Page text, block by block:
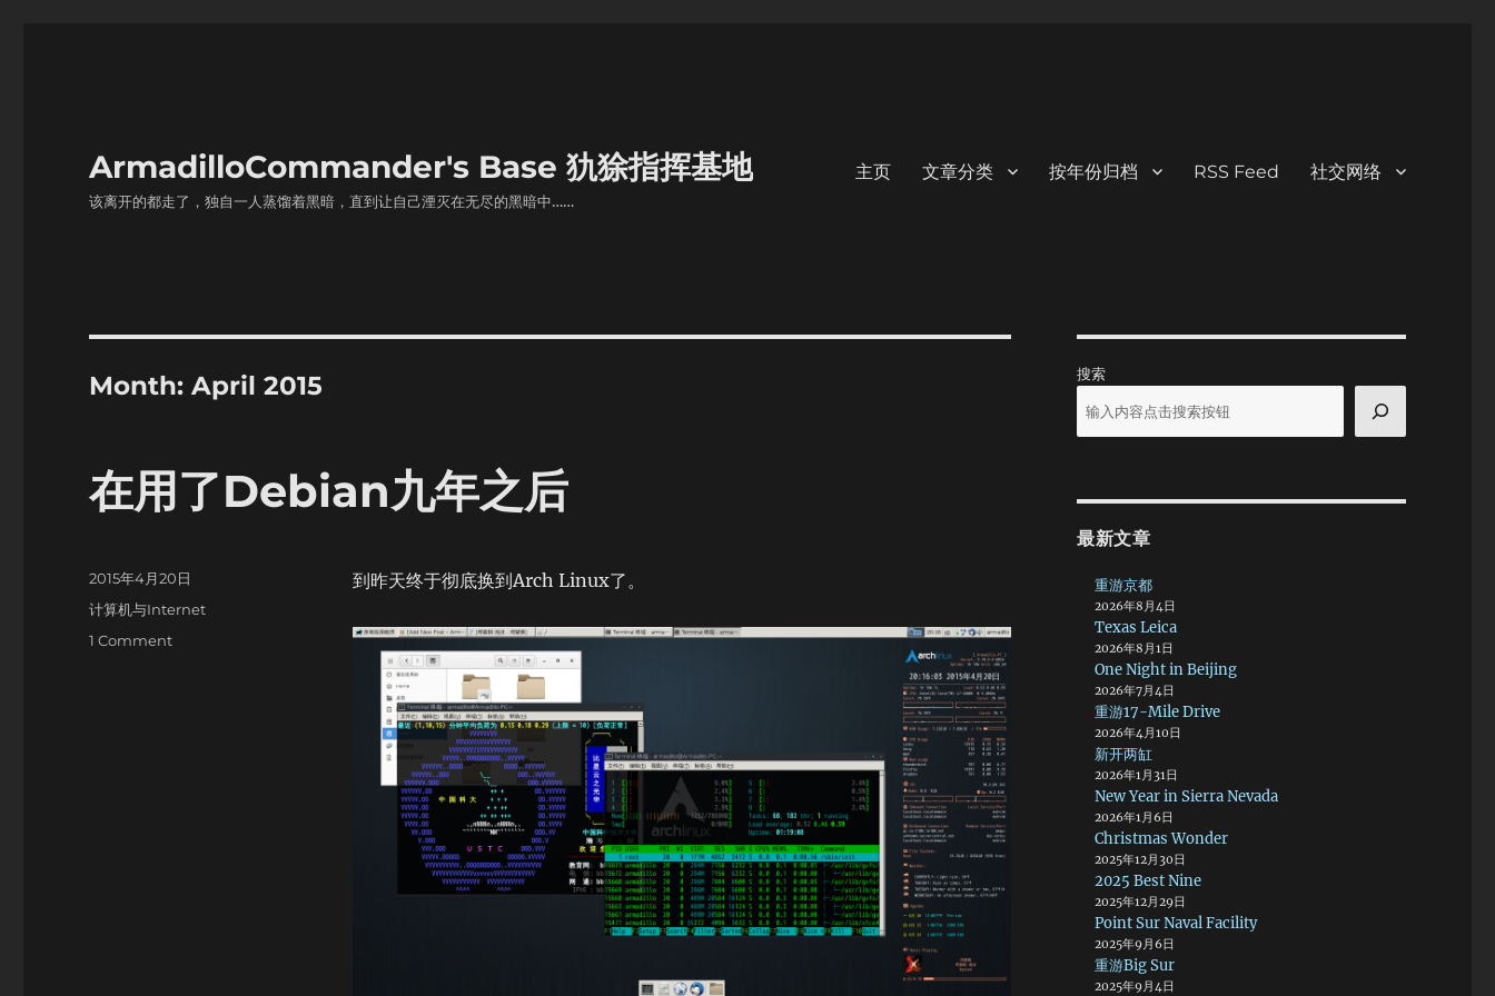
ArmadilloCommander's Base 犰狳指挥基地
该离开的都走了，独自一人蒸馏着黑暗，直到让自己湮灭在无尽的黑暗中……
主页 文章分类 按年份归档 RSS Feed 社交网络
Month:April 2015
在用了Debian九年之后
到昨天终于彻底换到Arch Linux了。
Posted
on
2015年4月20日
Categories
计算机与Internet
1 Commenton
搜索
最新文章
重游京都
2026年8月4日
Texas Leica
2026年8月1日
One Night in Beijing
2026年7月4日
重游17-Mile Drive
2026年4月10日
新开两缸
2026年1月31日
New Year in Sierra Nevada
2026年1月6日
Christmas Wonder
2025年12月30日
2025 Best Nine
2025年12月29日
Point Sur Naval Facility
2025年9月6日
重游Big Sur
2025年9月4日